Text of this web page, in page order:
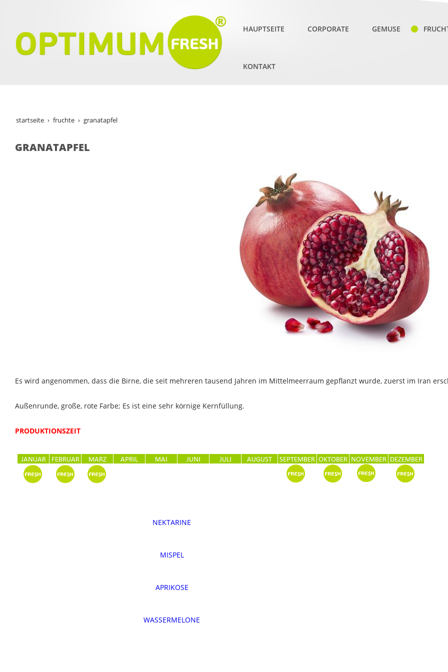
HAUPTSEITE CORPORATE GEMUSE
KONTAKT
startseite fruchte granatapfel
GRANATAPFEL
Es wird angenommen, dass die Birne, die seit mehreren tausend Jahren im Mittelmeerraum gepflanzt wurde, zuerst im Iran
Außenrunde, große, rote Farbe; Es ist eine sehr körnige Kernfüllung.
PRODUKTIONSZEIT
NEKTARINE
MISPEL
APRIKOSE
WASSERMELONE